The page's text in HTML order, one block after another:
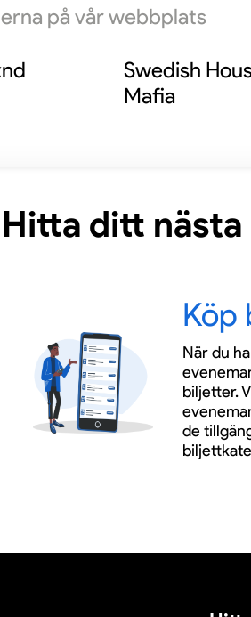
på vår webbplats
Swedish
Mafia
Hitta ditt nästa
Köp
När du
biljetter.
de